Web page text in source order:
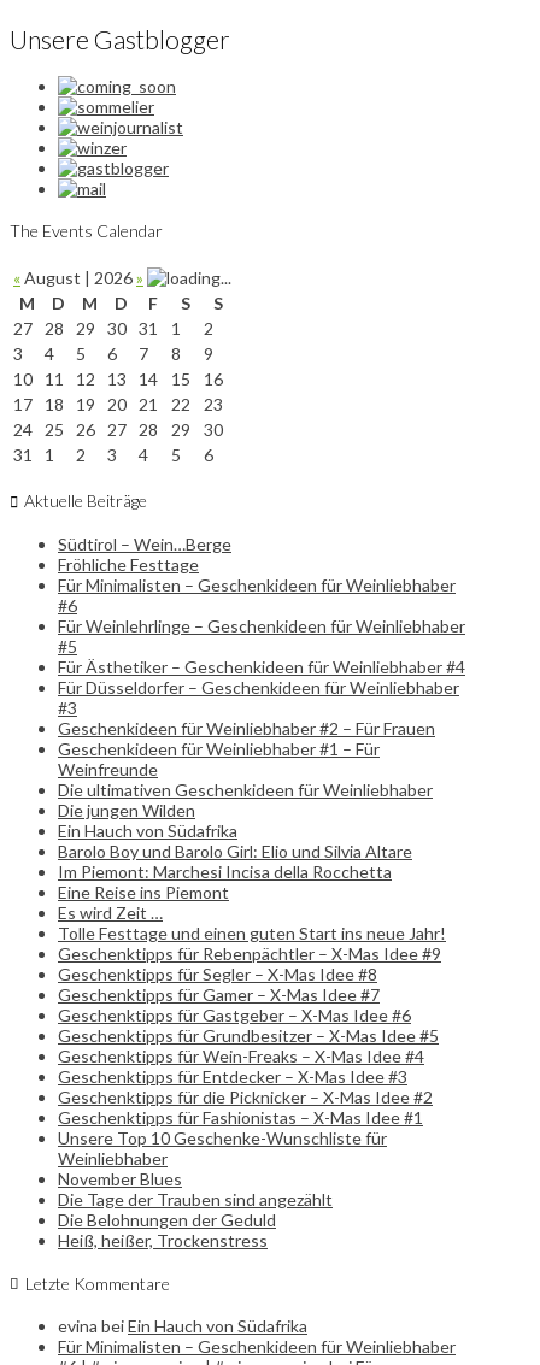
Unsere Gastblogger
The Events Calendar
«August | 2026»
M
D M D F S
S
27
28 29 30 31 1
2
3
4 5 6 7 8
9
10
11 12 13 14 15
16
17
18 19 20 21 22
23
24
25 26 27 28 29
30
31
1 2 3 4 5 6
Aktuelle Beiträge
Südtirol – Wein…Berge
Fröhliche Festtage
Für Minimalisten – Geschenkideen für Weinliebhaber
#6
Für Weinlehrlinge – Geschenkideen für Weinliebhaber
#5
Für Ästhetiker – Geschenkideen für Weinliebhaber #4
Für Düsseldorfer – Geschenkideen für Weinliebhaber
#3
Geschenkideen für Weinliebhaber #2 – Für Frauen
Geschenkideen für Weinliebhaber #1 – Für
Weinfreunde
Die ultimativen Geschenkideen für Weinliebhaber
Die jungen Wilden
Ein Hauch von Südafrika
Barolo Boy und Barolo Girl: Elio und Silvia Altare
Im Piemont: Marchesi Incisa della Rocchetta
Eine Reise ins Piemont
Es wird Zeit …
Tolle Festtage und einen guten Start ins neue Jahr!
Geschenktipps für Rebenpächtler – X-Mas Idee #9
Geschenktipps für Segler – X-Mas Idee #8
Geschenktipps für Gamer – X-Mas Idee #7
Geschenktipps für Gastgeber – X-Mas Idee #6
Geschenktipps für Grundbesitzer – X-Mas Idee #5
Geschenktipps für Wein-Freaks – X-Mas Idee #4
Geschenktipps für Entdecker – X-Mas Idee #3
Geschenktipps für die Picknicker – X-Mas Idee #2
Geschenktipps für Fashionistas – X-Mas Idee #1
Unsere Top 10 Geschenke-Wunschliste für
Weinliebhaber
November Blues
Die Tage der Trauben sind angezählt
Die Belohnungen der Geduld
Heiß, heißer, Trockenstress
Letzte Kommentare
evina beiEin Hauch von Südafrika
Für Minimalisten – Geschenkideen für Weinliebhaber